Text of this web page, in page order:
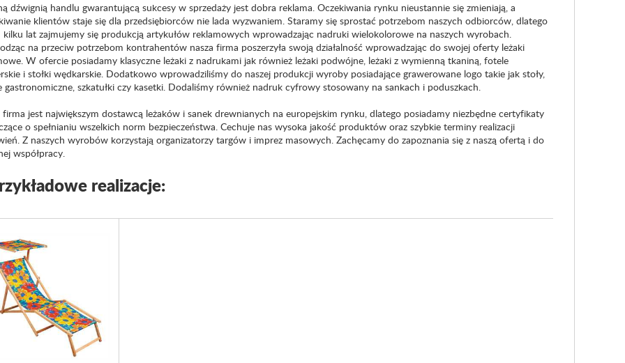
dźwignią handlu gwarantującą sukcesy w sprzedaży jest dobra reklama. Oczekiwania rynku nieustannie się zmieniają, a
klientów staje się dla przedsiębiorców nie lada wyzwaniem. Staramy się sprostać potrzebom naszych odbiorców, dlatego
kilku lat zajmujemy się produkcją artykułów reklamowych wprowadzając nadruki wielokolorowe na naszych wyrobach.
na przeciw potrzebom kontrahentów nasza firma poszerzyła swoją działalność wprowadzając do swojej oferty leżaki
W ofercie posiadamy klasyczne leżaki z nadrukami jak również leżaki podwójne, leżaki z wymienną tkaniną, fotele
i stołki wędkarskie. Dodatkowo wprowadziliśmy do naszej produkcji wyroby posiadające grawerowane logo takie jak stoły,
gastronomiczne, szkatułki czy kasetki. Dodaliśmy również nadruk cyfrowy stosowany na sankach i poduszkach.
firma jest największym dostawcą leżaków i sanek drewnianych na europejskim rynku, dlatego posiadamy niezbędne certyfikaty
o spełnianiu wszelkich norm bezpieczeństwa. Cechuje nas wysoka jakość produktów oraz szybkie terminy realizacji
Z naszych wyrobów korzystają organizatorzy targów i imprez masowych. Zachęcamy do zapoznania się z naszą ofertą i do
współpracy.
realizacje: